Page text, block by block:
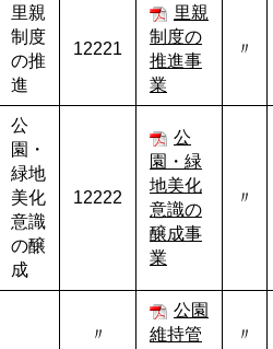
里親
制度
の推
進
12221
里親
制度の
推進事
業
〃
公
園・
緑地
美化
意識
の醸
成
12222
公
園・緑
地美化
意識の
醸成事
業
〃
〃
公園
維持管
〃